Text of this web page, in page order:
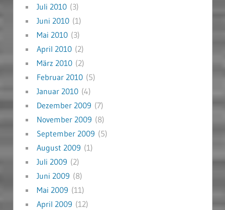
Juli 2010(3)
Juni 2010(1)
Mai 2010(3)
April 2010(2)
März 2010(2)
Februar 2010(5)
Januar 2010(4)
Dezember 2009 (7)
November 2009 (8)
September 2009 (5)
August 2009 (1)
Juli 2009 (2)
Juni 2009 (8)
Mai 2009 (11)
April 2009 (12)